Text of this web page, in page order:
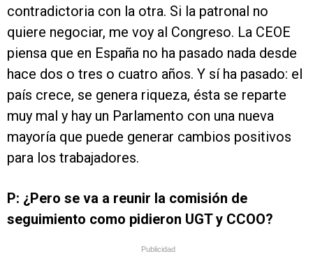
contradictoria con la otra. Si la patronal no
quiere negociar, me voy al Congreso. La CEOE
piensa que en España no ha pasado nada desde
hace dos o tres o cuatro años. Y sí ha pasado: el
país crece, se genera riqueza, ésta se reparte
muy mal y hay un Parlamento con una nueva
mayoría que puede generar cambios positivos
para los trabajadores.
P: ¿Pero se va a reunir la comisión de
seguimiento como pidieron UGT y CCOO?
Publicidad